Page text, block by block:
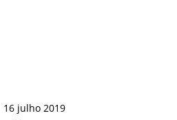
16 julho 2019